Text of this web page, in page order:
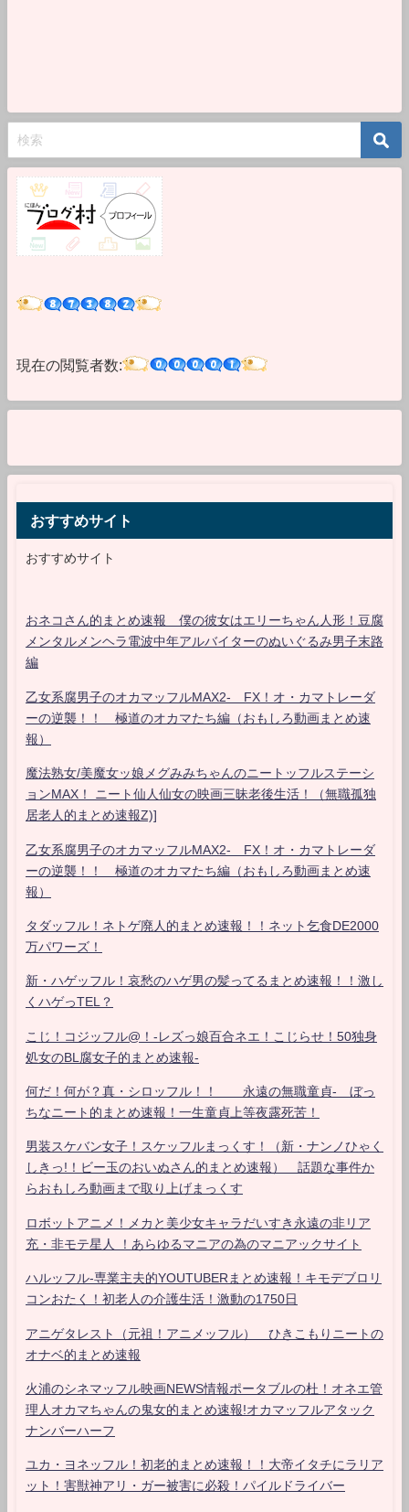
現在の閲覧者数:
おすすめサイト
おすすめサイト
おネコさん的まとめ速報 僕の彼女はエリーちゃん人形！豆腐
メンタルメンヘラ電波中年アルバイターのぬいぐるみ男子末路
編
乙女系腐男子のオカマッフルMAX2- FX！オ・カマトレーダ
ーの逆襲！！ 極道のオカマたち編（おもしろ動画まとめ速
報）
魔法熟女/美魔女ッ娘メグみみちゃんのニートッフルステーシ
ョンMAX！ ニート仙人仙女の映画三昧老後生活！（無職孤独
居老人的まとめ速報Z)]
乙女系腐男子のオカマッフルMAX2- FX！オ・カマトレーダ
ーの逆襲！！ 極道のオカマたち編（おもしろ動画まとめ速
報）
タダッフル！ネトゲ廃人的まとめ速報！！ネット乞食DE2000
万パワーズ！
新・ハゲッフル！哀愁のハゲ男の髪ってるまとめ速報！！激し
くハゲっTEL？
こじ！コジッフル@！-レズっ娘百合ネエ！こじらせ！50独身
処女のBL腐女子的まとめ速報-
何だ！何が？真・シロッフル！！ 永遠の無職童貞- ぼっ
ちなニート的まとめ速報！一生童貞上等夜露死苦！
男装スケバン女子！スケッフルまっくす！（新・ナンノひゃく
しきっ!！ビー玉のおいぬさん的まとめ速報） 話題な事件か
らおもしろ動画まで取り上げまっくす
ロボットアニメ！メカと美少女キャラだいすき永遠の非リア
充・非モテ星人 ！あらゆるマニアの為のマニアックサイト
ハルッフル-専業主夫的YOUTUBERまとめ速報！キモデブロリ
コンおたく！初老人の介護生活！激動の1750日
アニゲタレスト（元祖！アニメッフル） ひきこもりニートの
オナベ的まとめ速報
火浦のシネマッフル映画NEWS情報ポータブルの杜！オネエ管
理人オカマちゃんの鬼女的まとめ速報!オカマッフルアタック
ナンバーハーフ
ユカ・ヨネッフル！初老的まとめ速報！！大帝イタチにラリア
ット！害獣神アリ・ガー被害に必殺！パイルドライバー